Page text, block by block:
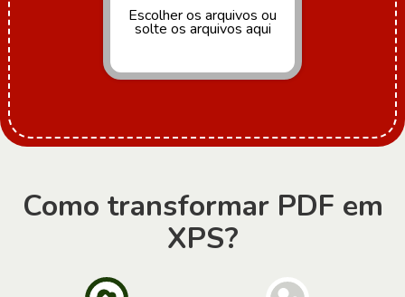
Escolher os arquivos ou
solte os arquivos aqui
Como transformar PDF em
XPS?